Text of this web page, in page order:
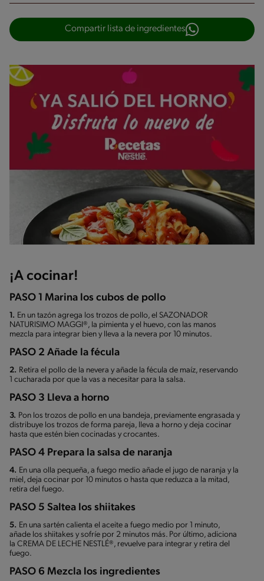
Compartir lista de ingredientes
¡A cocinar!
PASO 1 Marina los cubos de pollo
1. En un tazón agrega los trozos de pollo, el SAZONADOR
NATURISIMO MAGGI®, la pimienta y el huevo, con las manos
mezcla para integrar bien y lleva a la nevera por 10 minutos.
PASO 2 Añade la fécula
2. Retira el pollo de la nevera y añade la fécula de maíz, reservando
1 cucharada por que la vas a necesitar para la salsa.
PASO 3 Lleva a horno
3. Pon los trozos de pollo en una bandeja, previamente engrasada y
distribuye los trozos de forma pareja, lleva a horno y deja cocinar
hasta que estén bien cocinadas y crocantes.
PASO 4 Prepara la salsa de naranja
4. En una olla pequeña, a fuego medio añade el jugo de naranja y la
miel, deja cocinar por 10 minutos o hasta que reduzca a la mitad,
retira del fuego.
PASO 5 Saltea los shiitakes
5. En una sartén calienta el aceite a fuego medio por 1 minuto,
añade los shiitakes y sofríe por 2 minutos más. Por último, adiciona
la CREMA DE LECHE NESTLÉ®, revuelve para integrar y retira del
fuego.
PASO 6 Mezcla los ingredientes